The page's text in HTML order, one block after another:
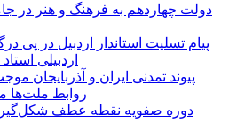
دولت چهاردهم به فرهنگ و هنر در
پیام تسلیت استاندار اردبیل در پی
اردبیلی
پیوند تمدنی ایران و آذربایجان
روابط ملت‌ها
دوره صفویه نقطه عطف